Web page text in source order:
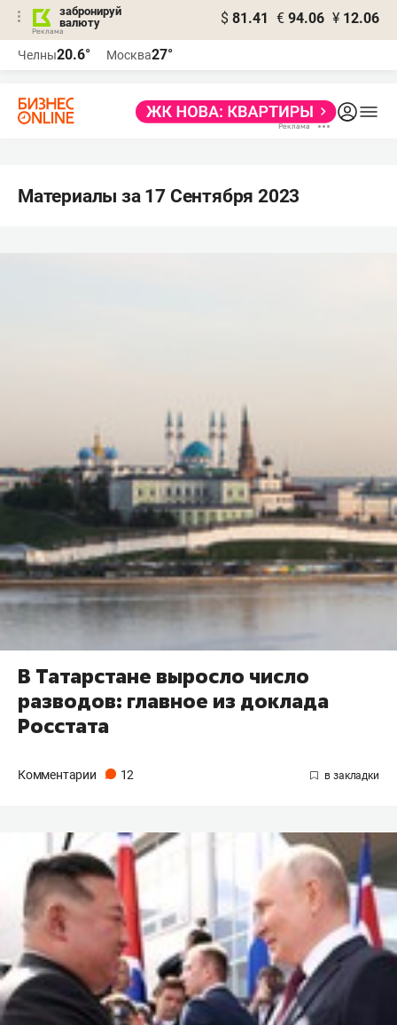
забронируй
валюту
$ 81.41 € 94.06 ¥ 12.06
Челны20.6° Москва27°
Материалы за 17 Сентября 2023
В Татарстане выросло число
разводов: главное из доклада
Росстата
Комментарии 12